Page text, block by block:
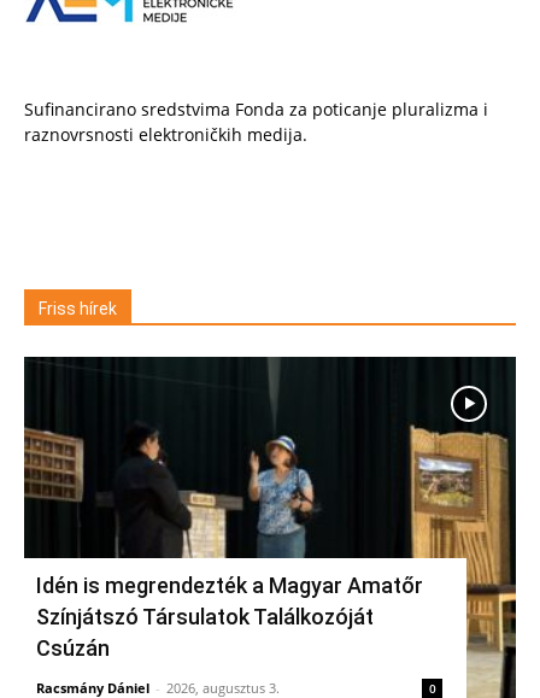
Sufinancirano sredstvima Fonda za poticanje pluralizma i
raznovrsnosti elektroničkih medija.
Friss hírek
Idén is megrendezték a Magyar Amatőr
Színjátszó Társulatok Találkozóját
Csúzán
Racsmány Dániel - 2026, augusztus 3. 0